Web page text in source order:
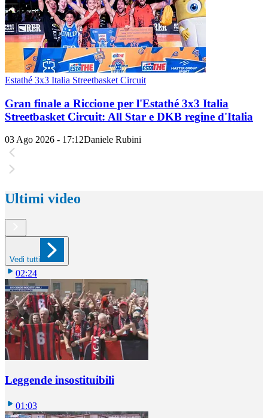
Estathé 3x3 Italia Streetbasket Circuit
Gran finale a Riccione per l'Estathé 3x3 Italia
Streetbasket Circuit: All Star e DKB regine d'Italia
03 Ago 2026 - 17:12Daniele Rubini
Ultimi video
Vedi tutti
02:24
Leggende insostituibili
01:03